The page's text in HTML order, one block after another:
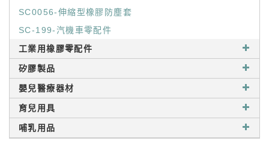
SC0056-伸縮型橡膠防塵套
SC-199-汽機車零配件
工業用橡膠零配件
矽膠製品
嬰兒醫療器材
育兒用具
哺乳用品